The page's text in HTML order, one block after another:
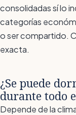
consolidadas sí lo
categorías
o ser compartido.
exacta.
¿Se puede
durante todo
Depende de la